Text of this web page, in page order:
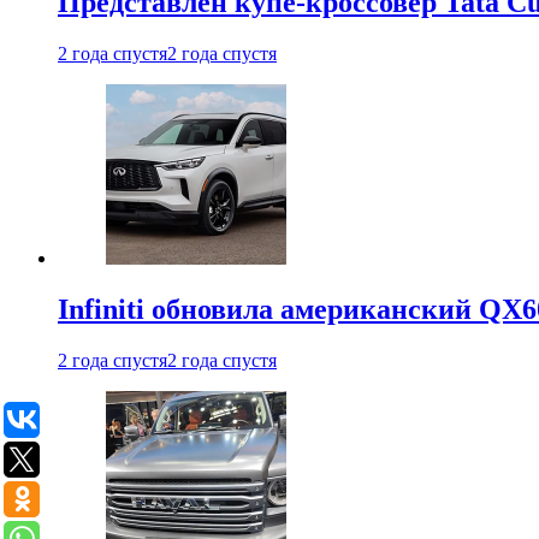
2 года спустя2 года спустя
Infiniti обновила американский
2 года спустя2 года спустя